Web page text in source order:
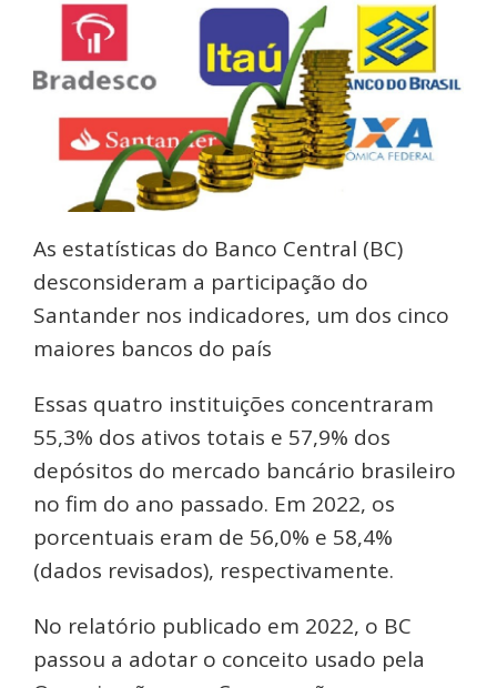
As estatísticas do Banco Central (BC)
desconsideram a participação do
Santander nos indicadores, um dos cinco
maiores bancos do país
Essas quatro instituições concentraram
55,3% dos ativos totais e 57,9% dos
depósitos do mercado bancário brasileiro
no fim do ano passado. Em 2022, os
porcentuais eram de 56,0% e 58,4%
(dados revisados), respectivamente.
No relatório publicado em 2022, o BC
passou a adotar o conceito usado pela